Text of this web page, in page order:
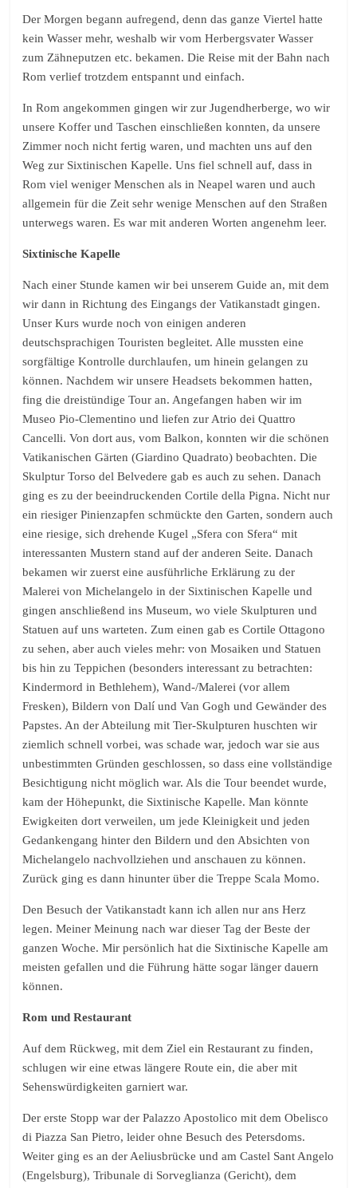
Der Morgen begann aufregend, denn das ganze Viertel hatte
kein Wasser mehr, weshalb wir vom Herbergsvater Wasser
zum Zähneputzen etc. bekamen. Die Reise mit der Bahn nach
Rom verlief trotzdem entspannt und einfach.
In Rom angekommen gingen wir zur Jugendherberge, wo wir
unsere Koffer und Taschen einschließen konnten, da unsere
Zimmer noch nicht fertig waren, und machten uns auf den
Weg zur Sixtinischen Kapelle. Uns fiel schnell auf, dass in
Rom viel weniger Menschen als in Neapel waren und auch
allgemein für die Zeit sehr wenige Menschen auf den Straßen
unterwegs waren. Es war mit anderen Worten angenehm leer.
Sixtinische Kapelle
Nach einer Stunde kamen wir bei unserem Guide an, mit dem
wir dann in Richtung des Eingangs der Vatikanstadt gingen.
Unser Kurs wurde noch von einigen anderen
deutschsprachigen Touristen begleitet. Alle mussten eine
sorgfältige Kontrolle durchlaufen, um hinein gelangen zu
können. Nachdem wir unsere Headsets bekommen hatten,
fing die dreistündige Tour an. Angefangen haben wir im
Museo Pio-Clementino und liefen zur Atrio dei Quattro
Cancelli. Von dort aus, vom Balkon, konnten wir die schönen
Vatikanischen Gärten (Giardino Quadrato) beobachten. Die
Skulptur Torso del Belvedere gab es auch zu sehen. Danach
ging es zu der beeindruckenden Cortile della Pigna. Nicht nur
ein riesiger Pinienzapfen schmückte den Garten, sondern auch
eine riesige, sich drehende Kugel „Sfera con Sfera“ mit
interessanten Mustern stand auf der anderen Seite. Danach
bekamen wir zuerst eine ausführliche Erklärung zu der
Malerei von Michelangelo in der Sixtinischen Kapelle und
gingen anschließend ins Museum, wo viele Skulpturen und
Statuen auf uns warteten. Zum einen gab es Cortile Ottagono
zu sehen, aber auch vieles mehr: von Mosaiken und Statuen
bis hin zu Teppichen (besonders interessant zu betrachten:
Kindermord in Bethlehem), Wand-/Malerei (vor allem
Fresken), Bildern von Dalí und Van Gogh und Gewänder des
Papstes. An der Abteilung mit Tier-Skulpturen huschten wir
ziemlich schnell vorbei, was schade war, jedoch war sie aus
unbestimmten Gründen geschlossen, so dass eine vollständige
Besichtigung nicht möglich war. Als die Tour beendet wurde,
kam der Höhepunkt, die Sixtinische Kapelle. Man könnte
Ewigkeiten dort verweilen, um jede Kleinigkeit und jeden
Gedankengang hinter den Bildern und den Absichten von
Michelangelo nachvollziehen und anschauen zu können.
Zurück ging es dann hinunter über die Treppe Scala Momo.
Den Besuch der Vatikanstadt kann ich allen nur ans Herz
legen. Meiner Meinung nach war dieser Tag der Beste der
ganzen Woche. Mir persönlich hat die Sixtinische Kapelle am
meisten gefallen und die Führung hätte sogar länger dauern
können.
Rom und Restaurant
Auf dem Rückweg, mit dem Ziel ein Restaurant zu finden,
schlugen wir eine etwas längere Route ein, die aber mit
Sehenswürdigkeiten garniert war.
Der erste Stopp war der Palazzo Apostolico mit dem Obelisco
di Piazza San Pietro, leider ohne Besuch des Petersdoms.
Weiter ging es an der Aeliusbrücke und am Castel Sant Angelo
(Engelsburg), Tribunale di Sorveglianza (Gericht), dem